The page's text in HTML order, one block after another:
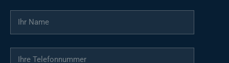
Ihr Name
Ihre Telefonnummer